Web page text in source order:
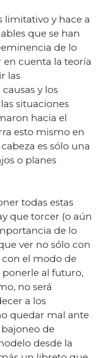
limitativo y hace a
que se han
de lo
cuenta la teoría
las
y los
situaciones
hacia el
esto mismo en
es sólo una
o planes
todas estas
que torcer (o aún
de lo
ver no sólo con
con el modo de
ponerle al futuro,
no será
a los
quedar mal ante
de
desde la